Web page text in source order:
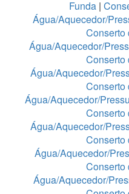
Funda|
Água/Aquecedor/
Conserto
Água/Aquecedor/
Conserto
Água/Aquecedor/
Conserto
Água/Aquecedor/
Conserto
Água/Aquecedor/
Conserto
Água/Aquecedor/
Conserto
Água/Aquecedor/